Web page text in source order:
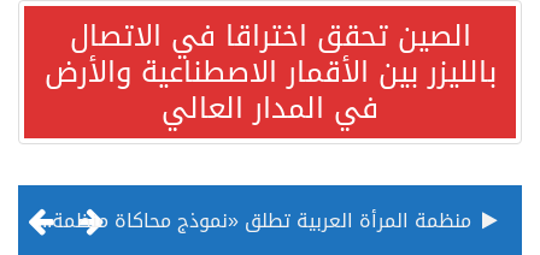
الصين تحقق اختراقا في الاتصال
بالليزر بين الأقمار الاصطناعية والأرض
في المدار العالي
منظمة المرأة العربية تطلق «نموذج محاكاة منظمة المرأة العربية للشباب» بمشاركة 10 دول عربية..غدًا